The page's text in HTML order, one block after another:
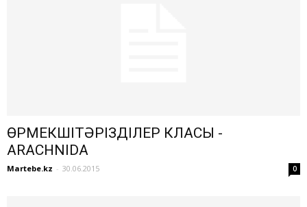
ӨРМЕКШІТӘРІЗДІЛЕР КЛАСЫ -
ARACHNIDA
Martebe.kz - 30.06.2015 0